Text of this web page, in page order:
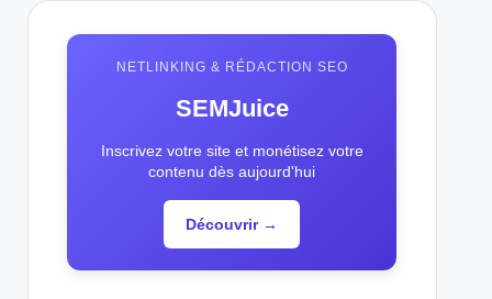
NETLINKING & RÉDACTION SEO
SEMJuice
Inscrivez votre site et monétisez votre
contenu dès aujourd'hui
Découvrir →